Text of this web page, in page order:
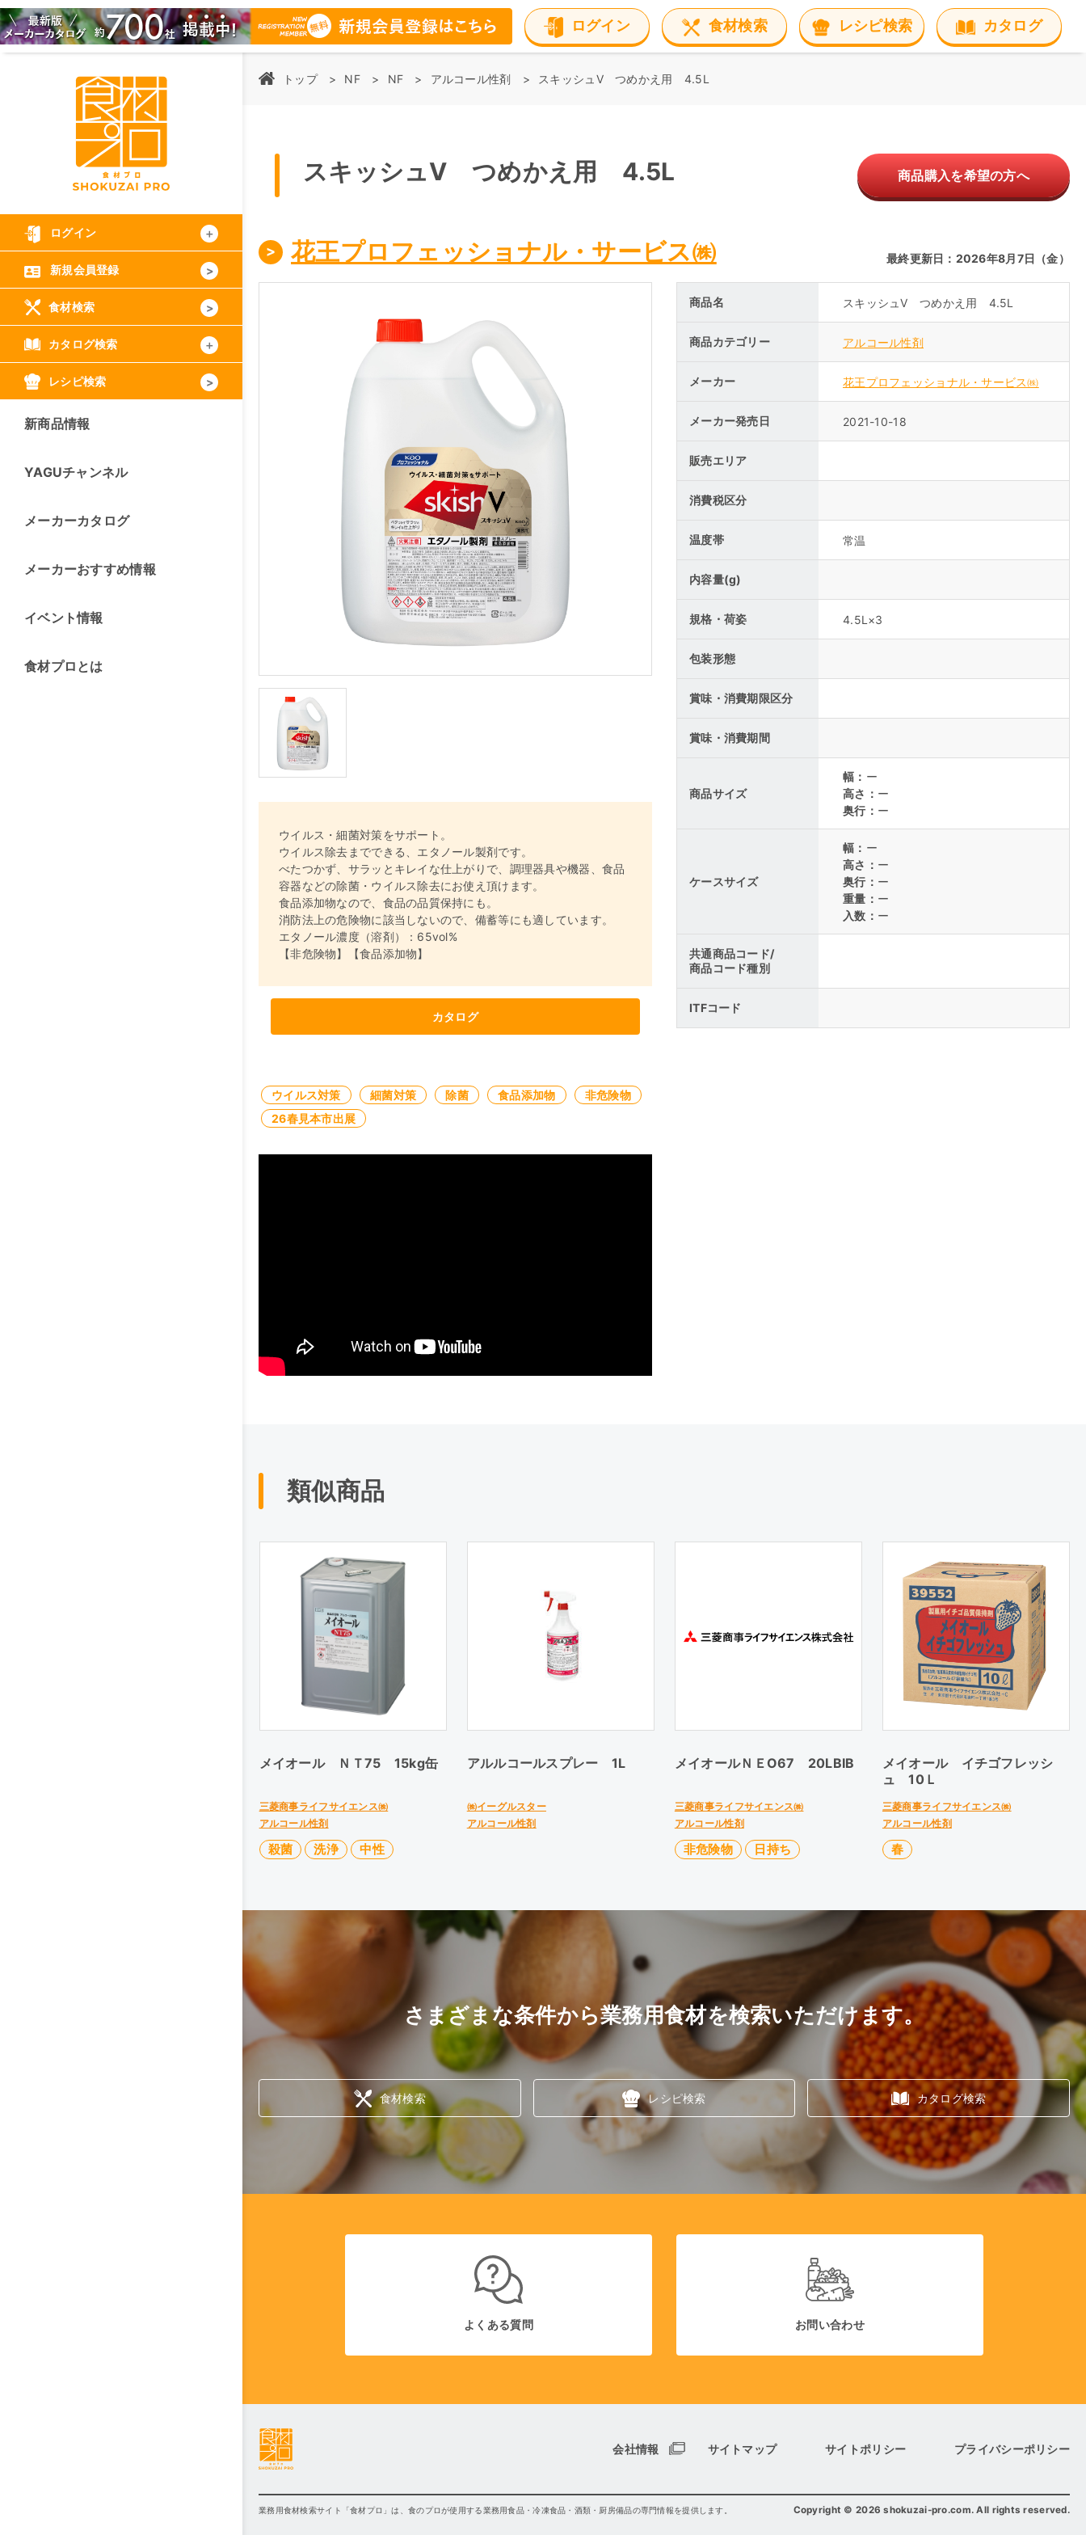
ログイン 食材検索 レシピ検索 カタログ
ログイン
新規会員登録
食材検索
カタログ検索
レシピ検索
新商品情報
YAGUチャンネル
メーカーカタログ
メーカーおすすめ情報
イベント情報
食材プロとは
トップ NF NF アルコール性剤 スキッシュV つめかえ用 4.5L
スキッシュV つめかえ用 4.5L 商品購入を希望の方へ
花王プロフェッショナル・サービス㈱ 最終更新日：2026年8月7日（金）
ウイルス・細菌対策をサポート。
ウイルス除去までできる、エタノール製剤です。
べたつかず、サラッとキレイな仕上がりで、調理器具や機器、食品
容器などの除菌・ウイルス除去にお使え頂けます。
食品添加物なので、食品の品質保持にも。
消防法上の危険物に該当しないので、備蓄等にも適しています。
エタノール濃度（溶剤）：65vol%
【非危険物】【食品添加物】
カタログ
ウイルス対策 細菌対策 除菌 食品添加物
非危険物
26春見本市出展
商品名 スキッシュV つめかえ用 4.5L
商品カテゴリー アルコール性剤
メーカー 花王プロフェッショナル・サービス㈱
メーカー発売日 2021-10-18
販売エリア
消費税区分
温度帯 常温
内容量(g)
規格・荷姿 4.5L×3
包装形態
賞味・消費期限区分
賞味・消費期間
商品サイズ
幅： ー
高さ： ー
奥行： ー
ケースサイズ
幅： ー
高さ： ー
奥行： ー
重量： ー
入数： ー
共通商品コード/
商品コード種別
ITFコード
類似商品
メイオール ＮＴ75 15kg缶
三菱商事ライフサイエンス㈱
アルコール性剤
殺菌 洗浄 中性
アルルコールスプレー 1L
㈱イーグルスター
アルコール性剤
メイオールＮＥO67 20LBIB
三菱商事ライフサイエンス㈱
アルコール性剤
非危険物 日持ち
メイオール イチゴフレッシ
ュ 10Ｌ
三菱商事ライフサイエンス㈱
アルコール性剤
春
さまざまな条件から業務用食材を検索いただけます。
食材検索 レシピ検索 カタログ検索
よくある質問 お問い合わせ
会社情報 サイトマップ サイトポリシー プライバシーポリシー
業務用食材検索サイト「食材プロ」は、食のプロが使用する業務用食品・冷凍食品・酒類・厨房備品の専門情報を提供します。 Copyright © 2026 shokuzai-pro.com. All rights reserved.